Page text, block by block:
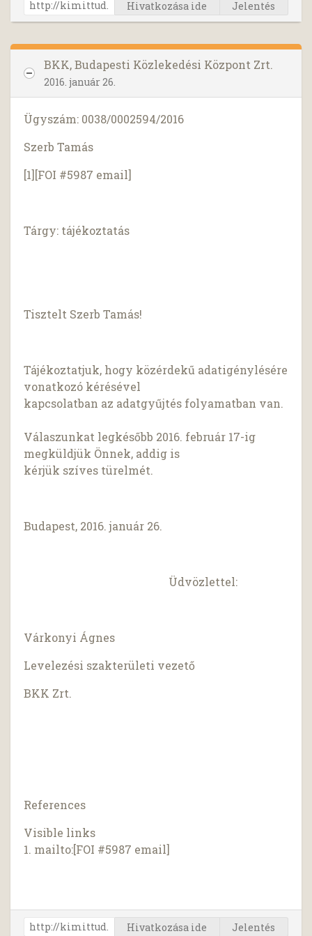
Hivatkozása ide Jelentés
BKK, Budapesti Közlekedési Központ Zrt.
2016. január 26.
Ügyszám: 0038/0002594/2016
Szerb Tamás
[1][FOI #5987 email]
Tárgy: tájékoztatás
Tisztelt Szerb Tamás!
Tájékoztatjuk, hogy közérdekű adatigénylésére
vonatkozó kérésével
kapcsolatban az adatgyűjtés folyamatban van.
Válaszunkat legkésőbb 2016. február 17-ig
megküldjük Önnek, addig is
kérjük szíves türelmét.
Budapest, 2016. január 26.
Üdvözlettel:
Várkonyi Ágnes
Levelezési szakterületi vezető
BKK Zrt.
References
Visible links
1. mailto:[FOI #5987 email]
Hivatkozása ide Jelentés